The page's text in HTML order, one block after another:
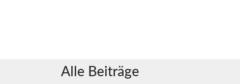
Alle Beiträge